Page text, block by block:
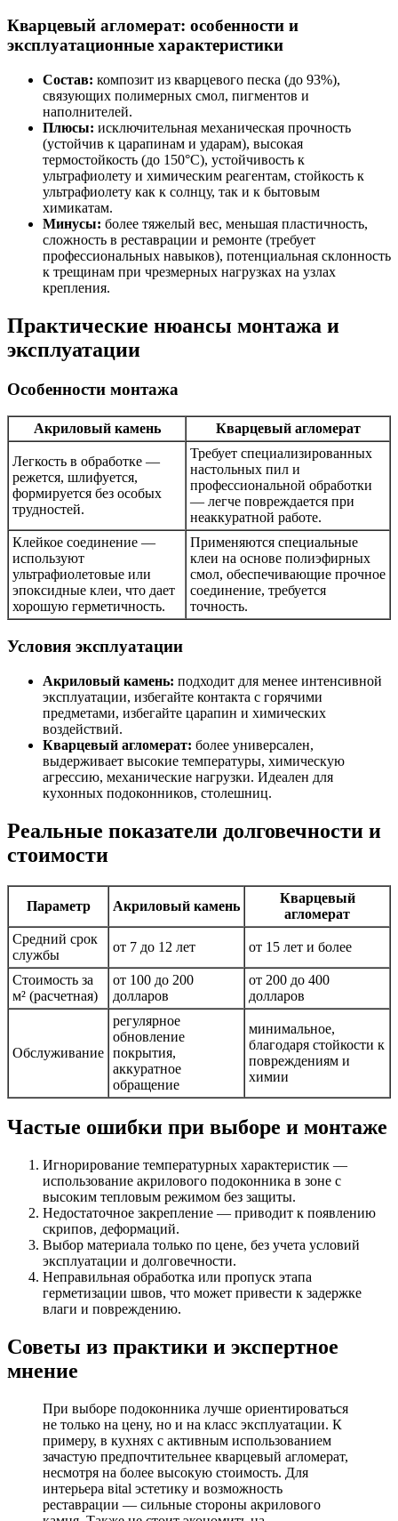
Кварцевый агломерат: особенности и
эксплуатационные характеристики
Состав: композит из кварцевого песка (до 93%),
связующих полимерных смол, пигментов и
наполнителей.
Плюсы: исключительная механическая прочность
(устойчив к царапинам и ударам), высокая
термостойкость (до 150°C), устойчивость к
ультрафиолету и химическим реагентам, стойкость к
ультрафиолету как к солнцу, так и к бытовым
химикатам.
Минусы: более тяжелый вес, меньшая пластичность,
сложность в реставрации и ремонте (требует
профессиональных навыков), потенциальная склонность
к трещинам при чрезмерных нагрузках на узлах
крепления.
Практические нюансы монтажа и
эксплуатации
Особенности монтажа
Акриловый камень Кварцевый агломерат
Легкость в обработке —
режется, шлифуется,
формируется без особых
трудностей.
Требует специализированных
настольных пил и
профессиональной обработки
— легче повреждается при
неаккуратной работе.
Клейкое соединение —
используют
ультрафиолетовые или
эпоксидные клеи, что дает
хорошую герметичность.
Применяются специальные
клеи на основе полиэфирных
смол, обеспечивающие прочное
соединение, требуется
точность.
Условия эксплуатации
Акриловый камень: подходит для менее интенсивной
эксплуатации, избегайте контакта с горячими
предметами, избегайте царапин и химических
воздействий.
Кварцевый агломерат: более универсален,
выдерживает высокие температуры, химическую
агрессию, механические нагрузки. Идеален для
кухонных подоконников, столешниц.
Реальные показатели долговечности и
стоимости
Параметр Акриловый камень
Кварцевый
агломерат
Средний срок
службы
от 7 до 12 лет от 15 лет и более
Стоимость за
м² (расчетная)
от 100 до 200
долларов
от 200 до 400
долларов
Обслуживание
регулярное
обновление
покрытия,
аккуратное
обращение
минимальное,
благодаря стойкости к
повреждениям и
химии
Частые ошибки при выборе и монтаже
Игнорирование температурных характеристик —
использование акрилового подоконника в зоне с
высоким тепловым режимом без защиты.
Недостаточное закрепление — приводит к появлению
скрипов, деформаций.
Выбор материала только по цене, без учета условий
эксплуатации и долговечности.
Неправильная обработка или пропуск этапа
герметизации швов, что может привести к задержке
влаги и повреждению.
Советы из практики и экспертное
мнение
При выборе подоконника лучше ориентироваться
не только на цену, но и на класс эксплуатации. К
примеру, в кухнях c активным использованием
зачастую предпочтительнее кварцевый агломерат,
несмотря на более высокую стоимость. Для
интерьера вital эстетику и возможность
реставрации — сильные стороны акрилового